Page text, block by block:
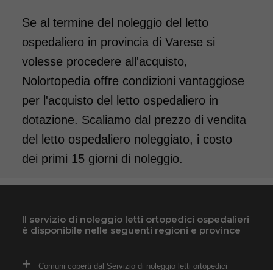
Se al termine del noleggio del letto
ospedaliero in provincia di Varese si
volesse procedere all'acquisto,
Nolortopedia offre condizioni vantaggiose
per l'acquisto del letto ospedaliero in
dotazione. Scaliamo dal prezzo di vendita
del letto ospedaliero noleggiato, i costo
dei primi 15 giorni di noleggio.
Il servizio di noleggio letti ortopedici ospedalieri
è disponibile nelle seguenti regioni e province
Comuni coperti dal Servizio di noleggio letti ortopedici